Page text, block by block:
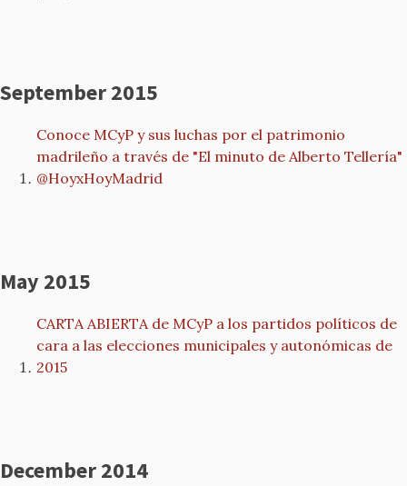
September 2015
Conoce MCyP y sus luchas por el patrimonio
madrileño a través de "El minuto de Alberto Tellería"
@HoyxHoyMadrid
May 2015
CARTA ABIERTA de MCyP a los partidos políticos de
cara a las elecciones municipales y autonómicas de
2015
December 2014